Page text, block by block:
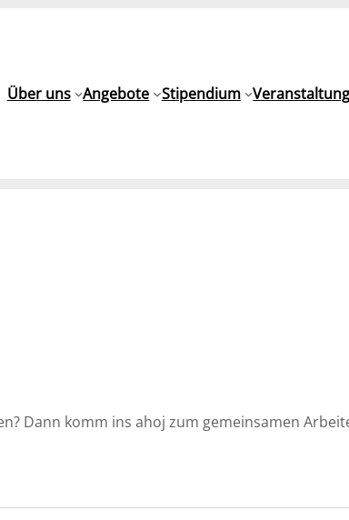
Über uns Angebote Stipendium
Dann komm ins ahoj zum gemeinsamen